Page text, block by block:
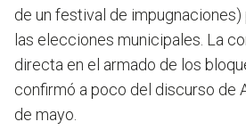
de un festival de
las elecciones municipales. La
directa en el armado de los
confirmó a poco del discurso de
de mayo.